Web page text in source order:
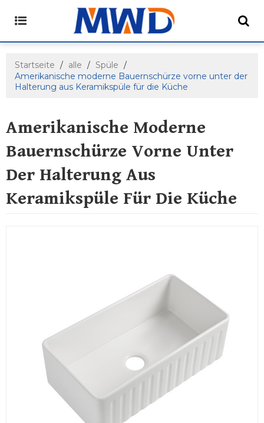
Startseite / alle / Spüle /
Amerikanische moderne Bauernschürze vorne unter der
Halterung aus Keramikspüle für die Küche
Amerikanische Moderne
Bauernschürze Vorne Unter
Der Halterung Aus
Keramikspüle Für Die Küche